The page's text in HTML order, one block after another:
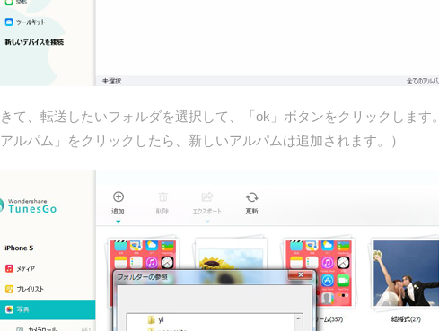
て、転送したいフォルダを選択して、「ok」ボタンをクリックします。
ルパム」をクリックしたら、新しいアルパムは追加されます。）